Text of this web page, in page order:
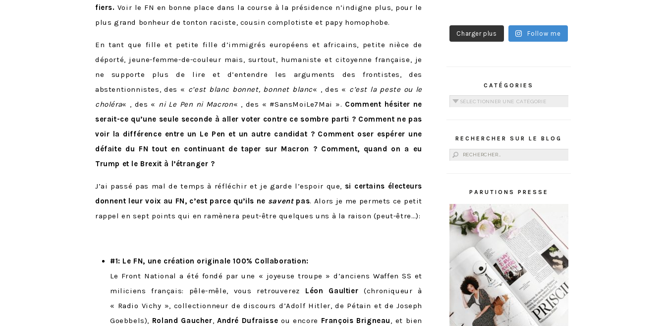
fiers. Voir le FN en bonne place dans la course à la présidence n’indigne plus, pour le
plus grand bonheur de tonton raciste, cousin complotiste et papy homophobe.
En tant que fille et petite fille d’immigrés européens et africains, petite nièce de
déporté, jeune-femme-de-couleur mais, surtout, humaniste et citoyenne française, je
ne supporte plus de lire et d’entendre les arguments des frontistes, des
abstentionnistes, des « c’est blanc bonnet, bonnet blanc« , des « c’est la peste ou le
choléra« , des « ni Le Pen ni Macron« , des « #SansMoiLe7Mai ». Comment hésiter ne
serait-ce qu’une seule seconde à aller voter contre ce sombre parti ? Comment ne pas
voir la différence entre un Le Pen et un autre candidat ? Comment oser espérer une
défaite du FN tout en continuant de taper sur Macron ? Comment, quand on a eu
Trump et le Brexit à l’étranger ?
J’ai passé pas mal de temps à réfléchir et je garde l’espoir que, si certains électeurs
donnent leur voix au FN, c’est parce qu’ils ne saventpas. Alors je me permets ce petit
rappel en sept points qui en ramènera peut-être quelques uns à la raison (peut-être…):
#1: Le FN, une création originale 100% Collaboration:
Le Front National a été fondé par une « joyeuse troupe » d’anciens Waffen SS et
miliciens français: pêle-mêle, vous retrouverez Léon Gaultier (chroniqueur à
« Radio Vichy », collectionneur de discours d’Adolf Hitler, de Pétain et de Joseph
Goebbels), Roland Gaucher, André Dufraisseou encore François Brigneau, et bien
Charger plus Follow me
CATÉGORIES
Catégories
RECHERCHER SUR LE BLOG
Rechercher :
PARUTIONS PRESSE